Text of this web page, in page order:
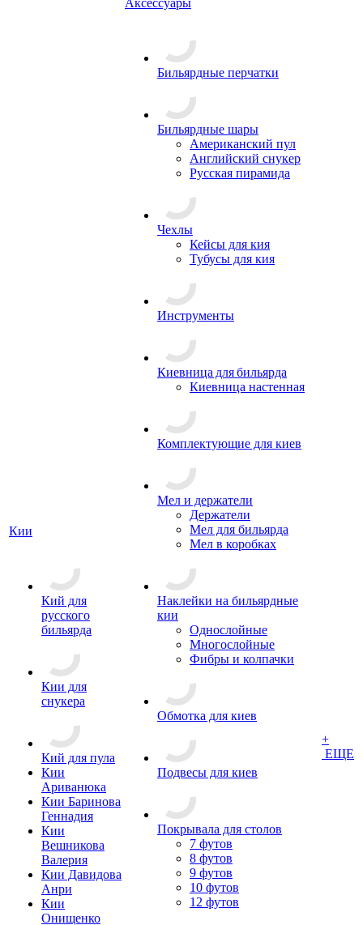
Кии
Кий для
русского
бильярда
Кии для
снукера
Кий для пула
Кии
Ариванюка
Кии Баринова
Геннадия
Кии
Вешникова
Валерия
Кии Давидова
Анри
Кии
Онищенко
Аксессуары
Бильярдные перчатки
Бильярдные шары
Американский пул
Английский снукер
Русская пирамида
Чехлы
Кейсы для кия
Тубусы для кия
Инструменты
Киевница для бильярда
Киевница настенная
Комплектующие для киев
Мел и держатели
Держатели
Мел для бильярда
Мел в коробках
Наклейки на бильярдные
кии
Однослойные
Многослойные
Фибры и колпачки
Обмотка для киев
Подвесы для киев
Покрывала для столов
7 футов
8 футов
9 футов
10 футов
12 футов
+
ЕЩЕ